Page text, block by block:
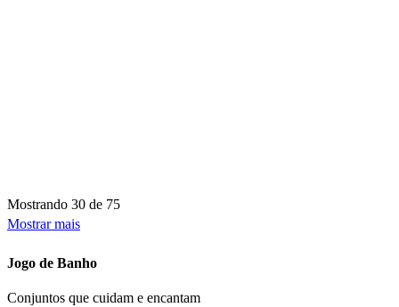
Mostrando 30 de 75
Mostrar mais
Jogo de Banho
Conjuntos que cuidam e encantam